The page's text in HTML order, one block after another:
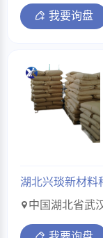
我要询盘
湖北兴琰新材料
中国湖北省武